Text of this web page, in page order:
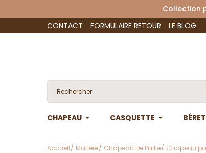
CONTACT
FORMULAIRE RETOUR LE BLOG
CHAPEAU CASQUETTE BÉRET
Accueil Matière Chapeau De Paille Chapeau